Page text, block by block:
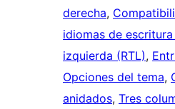
derecha,
idiomas de
izquierda (RTL),
Opciones del tema,
anidados, Tres